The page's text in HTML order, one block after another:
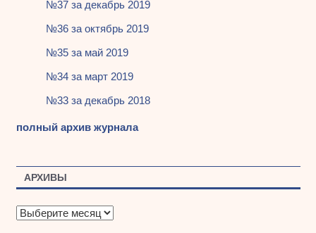
№37 за декабрь 2019
№36 за октябрь 2019
№35 за май 2019
№34 за март 2019
№33 за декабрь 2018
полный архив журнала
АРХИВЫ
А